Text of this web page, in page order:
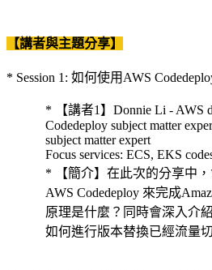
【講者與主題分享】
* Session 1: 如何使用AWS
* 【講者1】Donnie Li - AWS
Codedeploy subject matter
subject matter expert
Focus services: ECS, EKS
* 【簡介】在此次的分享中
AWS Codedeploy 來完成
原理是什麼？同時會深入介
如何進行版本替換已經流量